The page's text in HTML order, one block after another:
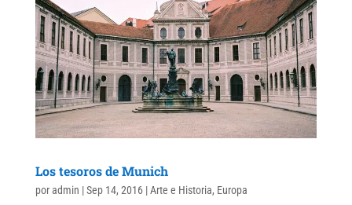
Los tesoros de Munich
poradmin |Sep 14, 2016|Arte e Historia, Europa